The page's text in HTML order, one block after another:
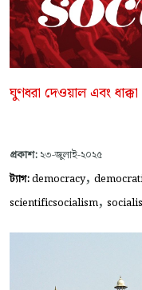
ঘুণধরা দেওয়াল এবং ধাক্কা
প্রকাশ: ২৩-জুলাই-২০২৫
ট্যাগ:democracy,
scientificsocialism,